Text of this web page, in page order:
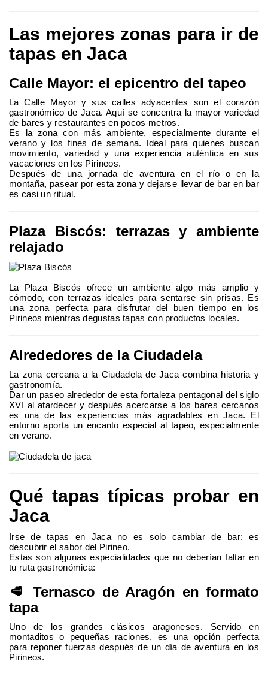
Las mejores zonas para ir de
tapas en Jaca
Calle Mayor: el epicentro del tapeo
La Calle Mayor y sus calles adyacentes son el corazón
gastronómico de Jaca. Aquí se concentra la mayor variedad
de bares y restaurantes en pocos metros.
Es la zona con más ambiente, especialmente durante el
verano y los fines de semana. Ideal para quienes buscan
movimiento, variedad y una experiencia auténtica en sus
vacaciones en los Pirineos.
Después de una jornada de aventura en el río o en la
montaña, pasear por esta zona y dejarse llevar de bar en bar
es casi un ritual.
Plaza Biscós: terrazas y ambiente
relajado
La Plaza Biscós ofrece un ambiente algo más amplio y
cómodo, con terrazas ideales para sentarse sin prisas. Es
una zona perfecta para disfrutar del buen tiempo en los
Pirineos mientras degustas tapas con productos locales.
Alrededores de la Ciudadela
La zona cercana a la Ciudadela de Jaca combina historia y
gastronomía.
Dar un paseo alrededor de esta fortaleza pentagonal del siglo
XVI al atardecer y después acercarse a los bares cercanos
es una de las experiencias más agradables en Jaca. El
entorno aporta un encanto especial al tapeo, especialmente
en verano.
Qué tapas típicas probar en
Jaca
Irse de tapas en Jaca no es solo cambiar de bar: es
descubrir el sabor del Pirineo.
Estas son algunas especialidades que no deberían faltar en
tu ruta gastronómica:
🥩 Ternasco de Aragón en formato
tapa
Uno de los grandes clásicos aragoneses. Servido en
montaditos o pequeñas raciones, es una opción perfecta
para reponer fuerzas después de un día de aventura en los
Pirineos.